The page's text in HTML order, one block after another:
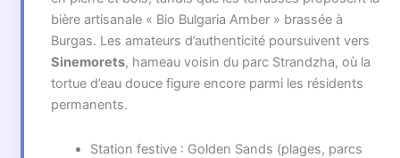
bière artisanale « Bio Bulgaria Amber » brassée à
Burgas. Les amateurs d’authenticité poursuivent vers
Sinemorets, hameau voisin du parc Strandzha, où la
tortue d’eau douce figure encore parmi les résidents
permanents.
Station festive : Golden Sands (plages, parcs